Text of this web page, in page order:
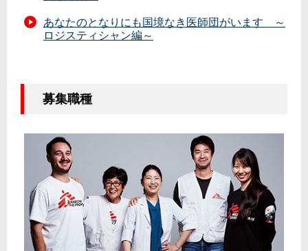
あなたのとなりにも国境なき医師団がいます ～
ロジスティシャン編～
募集職種